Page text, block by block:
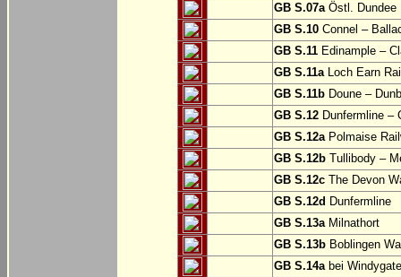
GB S.07aÖstl. Dundee
GB S.10 Connel –
GB S.11 Edinample –
GB S.11aLoch Earn
GB S.11b Doune –
GB S.12 Dunfermline –
GB S.12aPolmaise
GB S.12b Tullibody –
GB S.12c The Devon
GB S.12d Dunfermline
GB S.13aMilnathort
GB S.13b Boblingen
GB S.14abei